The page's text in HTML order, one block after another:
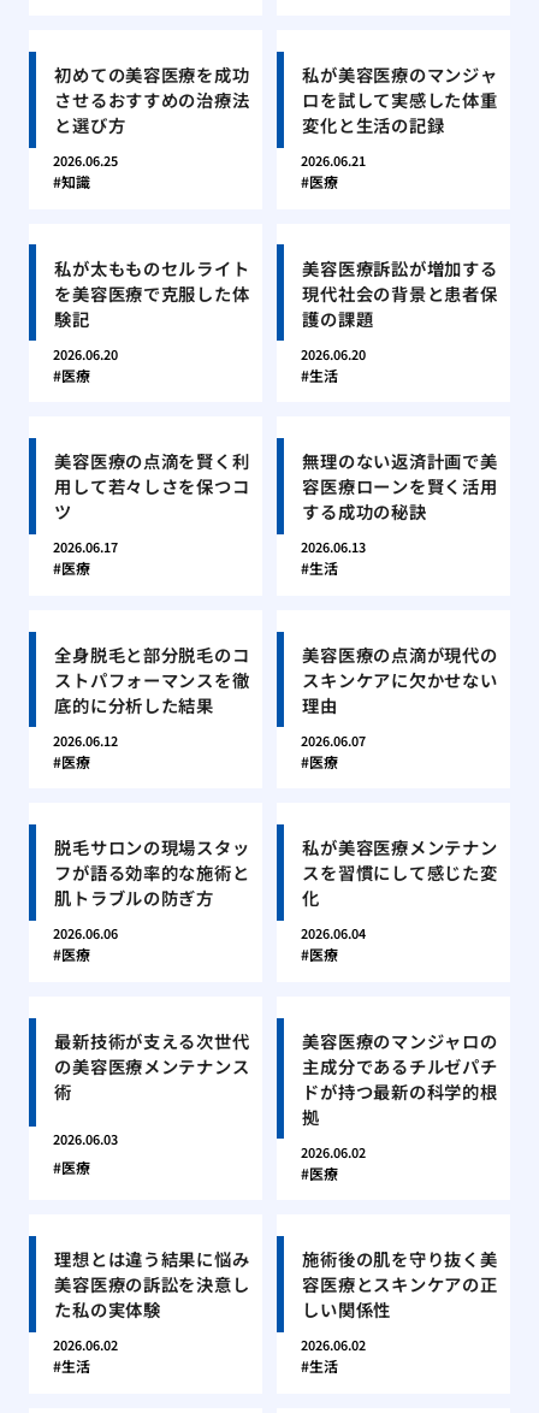
初めての美容医療を成功
させるおすすめの治療法
と選び方
2026.06.25
知識
私が美容医療のマンジャ
ロを試して実感した体重
変化と生活の記録
2026.06.21
医療
私が太もものセルライト
を美容医療で克服した体
験記
2026.06.20
医療
美容医療訴訟が増加する
現代社会の背景と患者保
護の課題
2026.06.20
生活
美容医療の点滴を賢く利
用して若々しさを保つコ
ツ
2026.06.17
医療
無理のない返済計画で美
容医療ローンを賢く活用
する成功の秘訣
2026.06.13
生活
全身脱毛と部分脱毛のコ
ストパフォーマンスを徹
底的に分析した結果
2026.06.12
医療
美容医療の点滴が現代の
スキンケアに欠かせない
理由
2026.06.07
医療
脱毛サロンの現場スタッ
フが語る効率的な施術と
肌トラブルの防ぎ方
2026.06.06
医療
私が美容医療メンテナン
スを習慣にして感じた変
化
2026.06.04
医療
最新技術が支える次世代
の美容医療メンテナンス
術
2026.06.03
医療
美容医療のマンジャロの
主成分であるチルゼパチ
ドが持つ最新の科学的根
拠
2026.06.02
医療
理想とは違う結果に悩み
美容医療の訴訟を決意し
た私の実体験
2026.06.02
生活
施術後の肌を守り抜く美
容医療とスキンケアの正
しい関係性
2026.06.02
生活